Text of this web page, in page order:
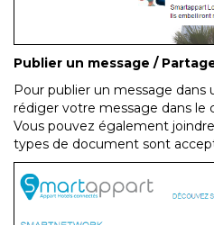
Publier un message /
Pour publier un message dans
rédiger votre message dans le
Vous pouvez également
types de document sont